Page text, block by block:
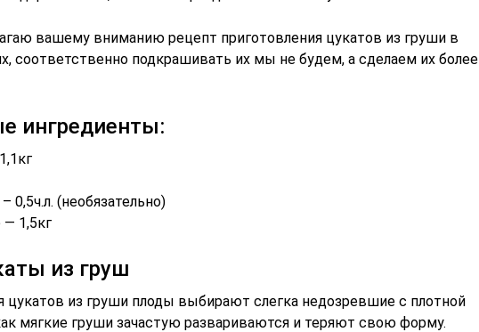
вашему вниманию рецепт приготовления цукатов из груши в
соответственно подкрашивать их мы не будем, а сделаем их более
ингредиенты:
0,5ч.л. (необязательно)
— 1,5кг
из груш
цукатов из груши плоды выбирают слегка недозревшие с плотной
мягкие груши зачастую развариваются и теряют свою форму.